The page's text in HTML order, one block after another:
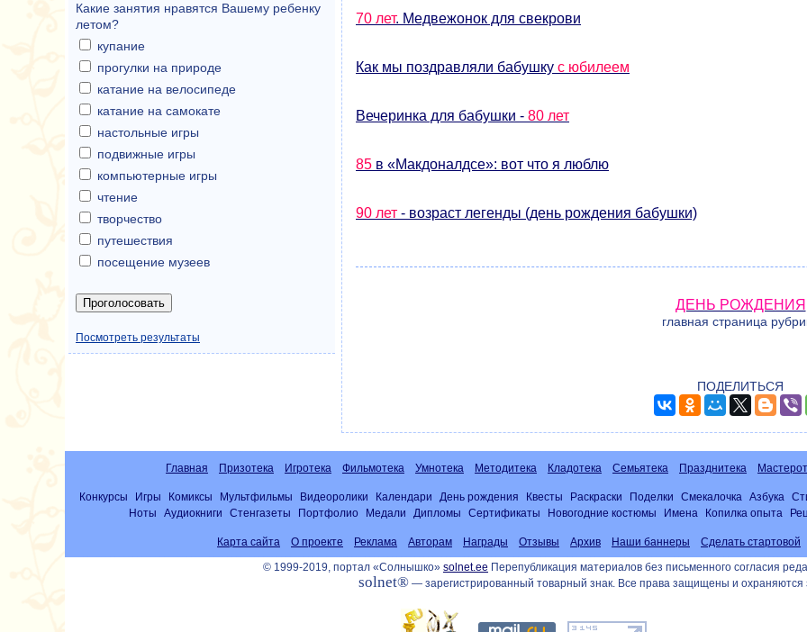
70 лет. Медвежонок для свекрови
Как мы поздравляли бабушку с юбилеем
Вечеринка для бабушки - 80 лет
85 в «Макдоналдсе»: вот что я люблю
90 лет - возраст легенды (день рождения бабушки)
ДЕНЬ РОЖДЕНИЯ
главная страница
ПОДЕЛИТЬСЯ
Какие занятия нравятся Вашему ребенку
летом?
купание
прогулки на природе
катание на велосипеде
катание на самокате
настольные игры
подвижные игры
компьютерные игры
чтение
творчество
путешествия
посещение музеев
Посмотреть результаты
Главная Призотека Игротека Фильмотека Умнотека Методитека Кладотека Семьятека Празднитека
Конкурсы Игры Комиксы Мультфильмы Видеоролики Календари День рождения Квесты Раскраски Поделки Смекалочка Азбука
Ноты
Аудиокниги Стенгазеты Портфолио Медали Дипломы Сертификаты Новогодние костюмы Имена Копилка опыта
Карта сайта О проекте Реклама Авторам Награды Отзывы Архив Наши баннеры
Сделать стартовой
© 1999-2019, портал «Солнышко» solnet.ee Перепубликация материалов без письменного согласия
solnet®— зарегистрированный товарный знак. Все права защищены и охраняются